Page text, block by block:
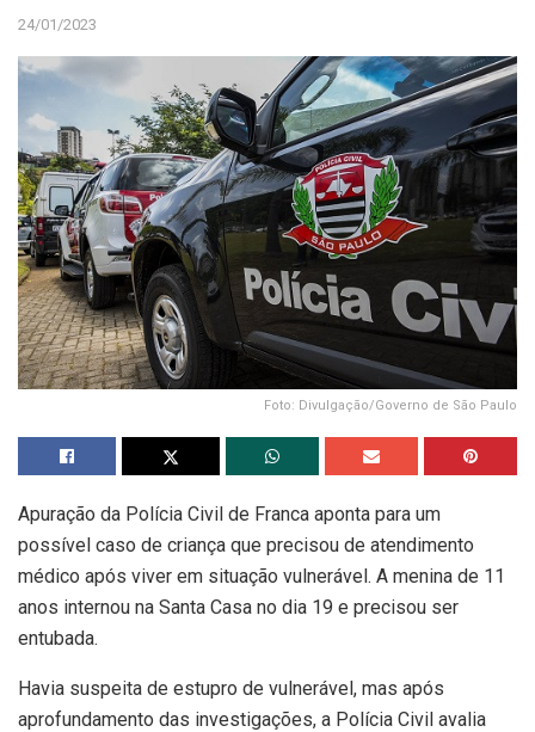
24/01/2023
Foto: Divulgação/Governo de São Paulo
Apuração da Polícia Civil de Franca aponta para um
possível caso de criança que precisou de atendimento
médico após viver em situação vulnerável. A menina de 11
anos internou na Santa Casa no dia 19 e precisou ser
entubada.
Havia suspeita de estupro de vulnerável, mas após
aprofundamento das investigações, a Polícia Civil avalia